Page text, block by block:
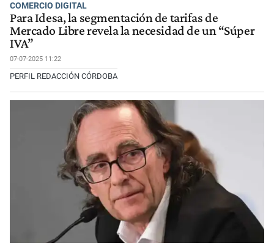
COMERCIO DIGITAL
Para Idesa, la segmentación de tarifas de
Mercado Libre revela la necesidad de un “Súper
IVA”
07-07-2025 11:22
PERFIL REDACCIÓN CÓRDOBA